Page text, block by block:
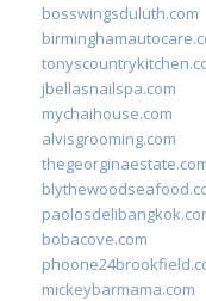
bosswingsduluth.com
jbellasnailspa.com
mychaihouse.com
alvisgrooming.com
bobacove.com
mickeybarmama.com